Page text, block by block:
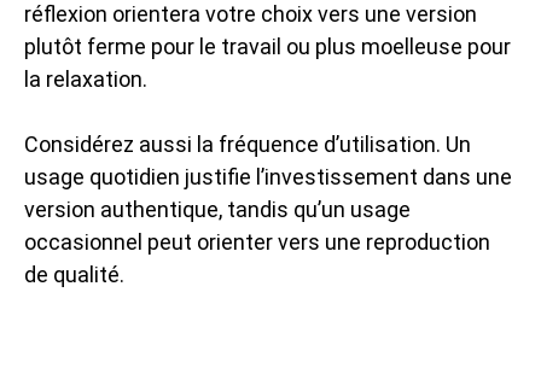
réflexion orientera votre choix vers une version
plutôt ferme pour le travail ou plus moelleuse pour
la relaxation.
Considérez aussi la fréquence d’utilisation. Un
usage quotidien justifie l’investissement dans une
version authentique, tandis qu’un usage
occasionnel peut orienter vers une reproduction
de qualité.